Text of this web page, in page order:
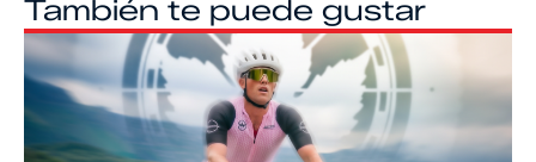
También te puede gustar